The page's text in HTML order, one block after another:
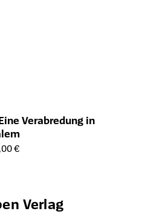
Verabredung in
Produkts
€
Verlag